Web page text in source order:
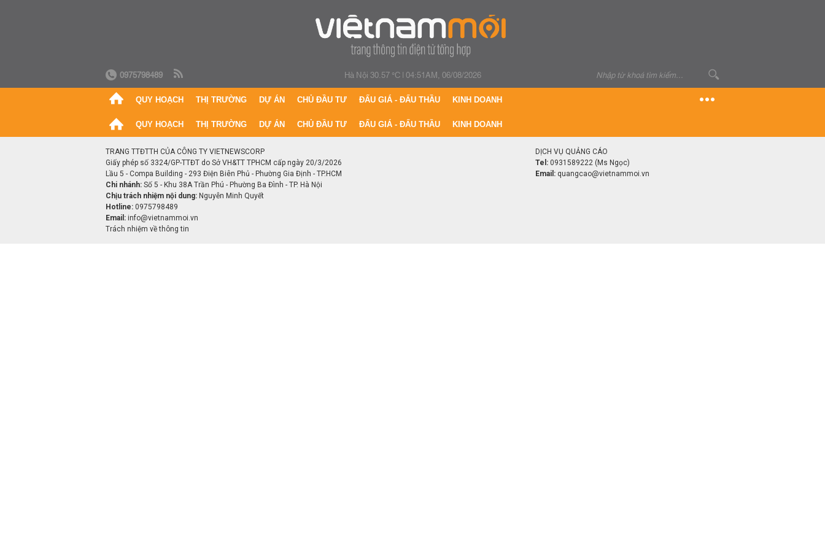
0975798489 Hà Nội 30.57 °C|04:51AM, 06/08/2026
QUY HOẠCH THỊ TRƯỜNG DỰ ÁN CHỦ ĐẦU TƯ ĐẤU GIÁ - ĐẤU THẦU KINH DOANH
QUY HOẠCH THỊ TRƯỜNG DỰ ÁN CHỦ ĐẦU TƯ ĐẤU GIÁ - ĐẤU THẦU KINH DOANH
TRANG TTĐTTH CỦA CÔNG TY VIETNEWSCORP
Giấy phép số 3324/GP-TTĐT do Sở VH&TT TPHCM cấp ngày 20/3/2026
Lầu 5 - Compa Building - 293 Điện Biên Phủ - Phường Gia Định - TP.HCM
Chi nhánh: Số 5 - Khu 38A Trần Phú - Phường Ba Đình - TP. Hà Nội
Chịu trách nhiệm nội dung: Nguyễn Minh Quyết
Hotline: 0975798489
Email: info@vietnammoi.vn
Trách nhiệm về thông tin
DỊCH VỤ QUẢNG CÁO
Tel: 0931589222 (Ms Ngọc)
Email: quangcao@vietnammoi.vn